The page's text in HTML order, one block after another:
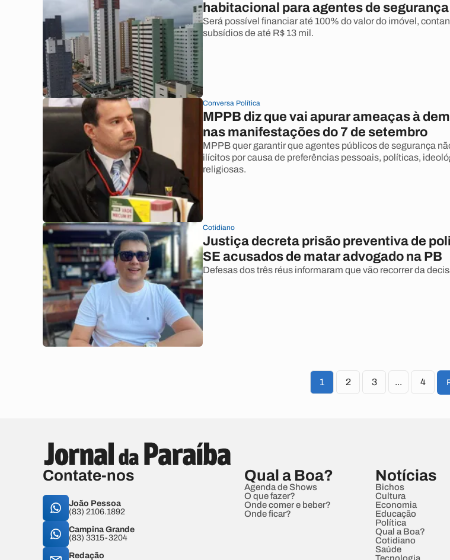
habitacional para agentes de segurança
Será possível financiar até 100% do valor do imóvel,
subsídios de até R$ 13 mil.
Conversa Política
MPPB diz que vai apurar ameaças à
nas manifestações do 7 de setembro
MPPB quer garantir que agentes públicos de segurança
ilícitos por causa de preferências pessoais, políticas,
religiosas.
Cotidiano
Justiça decreta prisão preventiva de
SE acusados de matar advogado na PB
Defesas dos três réus informaram que vão recorrer da
1 2 3 ... 4
Contate-nos
João Pessoa
(83) 2106.1892
Campina Grande
(83) 3315-3204
Redação
Qual a Boa?
Agenda de Shows
O que fazer?
Onde comer e beber?
Onde ficar?
Notícias
Bichos
Cultura
Economia
Educação
Política
Qual a Boa?
Cotidiano
Saúde